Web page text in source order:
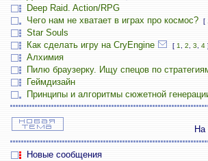
Deep Raid. Action/RPG
Чего нам не хватает в играх про космос? [
Star Souls
Как сделать игру на CryEngine [ 1 2 3 4
Алхимия
Пилю браузерку. Ищу спецов по
Геймдизайн
Принципы и алгоритмы сюжетной
На
Новые сообщения